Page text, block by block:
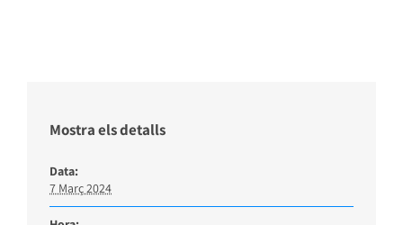
Mostra els detalls
Data:
7 Març 2024